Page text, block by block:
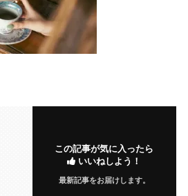
この記事が気に入ったら
いいねしよう！
最新記事をお届けします。